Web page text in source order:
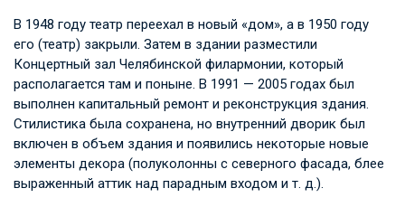
В 1948 году театр переехал в новый «дом», а в 1950 году
его (театр) закрыли. Затем в здании разместили
Концертный зал Челябинской филармонии, который
располагается там и поныне. В 1991 — 2005 годах был
выполнен капитальный ремонт и реконструкция здания.
Стилистика была сохранена, но внутренний дворик был
включен в объем здания и появились некоторые новые
элементы декора (полуколонны с северного фасада, блее
выраженный аттик над парадным входом и т. д.).